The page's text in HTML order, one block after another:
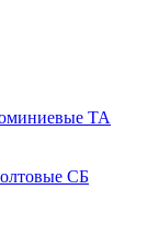
ТА
СБ